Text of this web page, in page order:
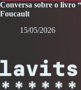
Conversa sobre o livro
Foucault
15/05/2026